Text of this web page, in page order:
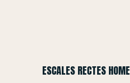
ESCALES RECTES